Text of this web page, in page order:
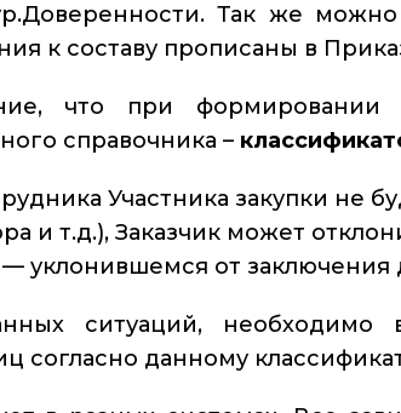
Так же
к составу прописаны в
что при формировании
справочника –
Участника закупки не
и т.д.), Заказчик может
— уклонившемся от заключения
ситуаций,
согласно данному